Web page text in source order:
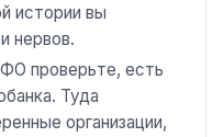
истории вы
нервов.
проверьте, есть
Туда
организации,